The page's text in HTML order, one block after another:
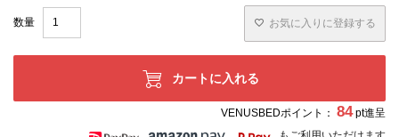
お気に入りに登録する
カートに入れる
VENUSBEDポイント： 84 pt進呈